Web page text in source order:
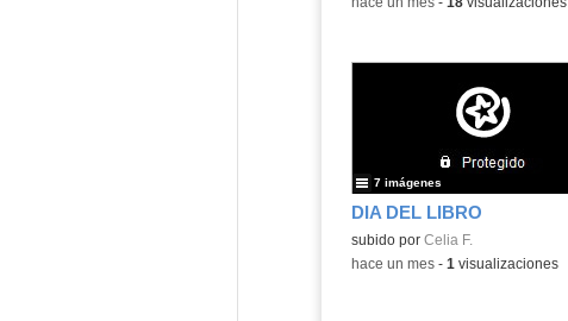
DIA DEL LIBRO
Contenido educativo.
subido por Celia F.
7 imágenes
-hace un mes- 1 visualizaciones